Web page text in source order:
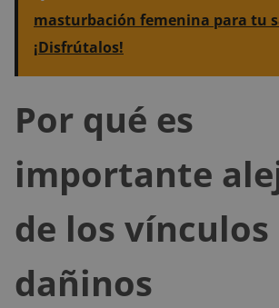
masturbación femenina para tu
¡Disfrútalos!
Por qué es
importante
de los vínculos
dañinos